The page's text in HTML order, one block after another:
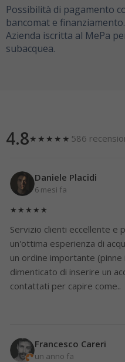
Possibilità di pagamento
bancomat e finanziamento.
Azienda iscritta al MePa
subacquea.
4.8★★★★★ 586
Daniele Placidi
6 mesi fa
★★★★★
Servizio clienti eccellente e
un'ottima esperienza di
un ordine importante (pinne
dimenticato di inserire un
contattati per capire come..
Francesco Careri
un anno fa